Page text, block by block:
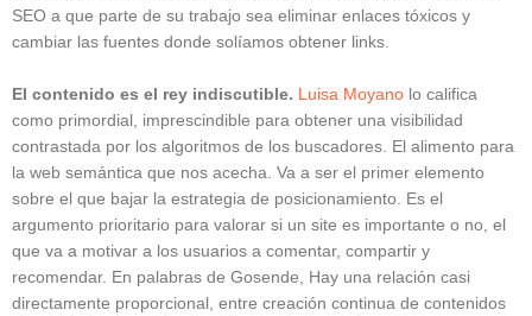
SEO a que parte de su trabajo sea eliminar enlaces tóxicos y
cambiar las fuentes donde solíamos obtener links.
El contenido es el rey indiscutible. Luisa Moyano lo califica
como primordial, imprescindible para obtener una visibilidad
contrastada por los algoritmos de los buscadores. El alimento para
la web semántica que nos acecha. Va a ser el primer elemento
sobre el que bajar la estrategia de posicionamiento. Es el
argumento prioritario para valorar si un site es importante o no, el
que va a motivar a los usuarios a comentar, compartir y
recomendar. En palabras de Gosende, Hay una relación casi
directamente proporcional, entre creación continua de contenidos